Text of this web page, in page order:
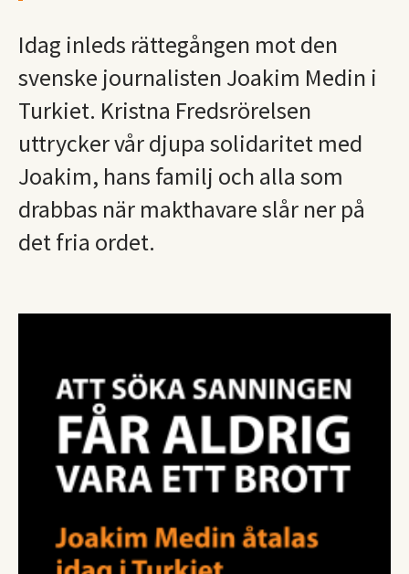
Idag inleds rättegången mot den
svenske journalisten Joakim Medin i
Turkiet. Kristna Fredsrörelsen
uttrycker vår djupa solidaritet med
Joakim, hans familj och alla som
drabbas när makthavare slår ner på
det fria ordet.